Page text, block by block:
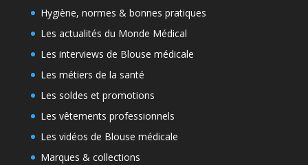
Hygiène, normes & bonnes pratiques
Les actualités du Monde Médical
Les interviews de Blouse médicale
Les métiers de la santé
Les soldes et promotions
Les vêtements professionnels
Les vidéos de Blouse médicale
Marques & collections